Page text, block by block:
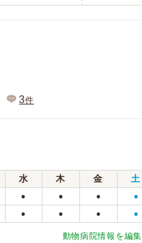
3件
水 木 金 土
● ● ● ●
● ● ● ●
動物病院情報を編